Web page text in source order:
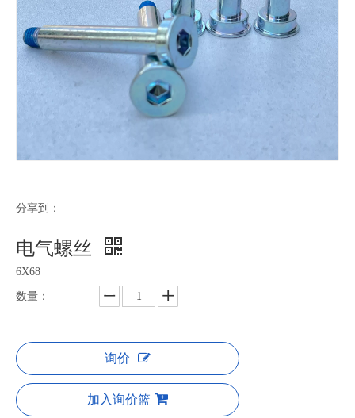
分享到：
电气螺丝
6X68
数量：
询价
加入询价篮